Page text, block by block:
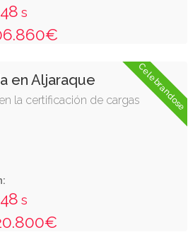
mirando hacia la fachada
están los jardines, es el
por ciento
47 s
Celebrandose
en Aljaraque
la certificación de cargas
47 s